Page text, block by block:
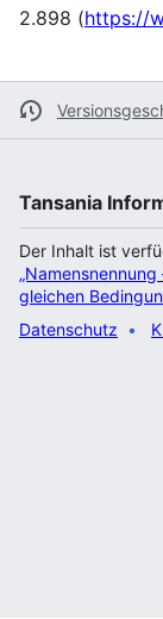
2.898 (https://
Tansania
Der Inhalt ist
gleichen
Datenschutz